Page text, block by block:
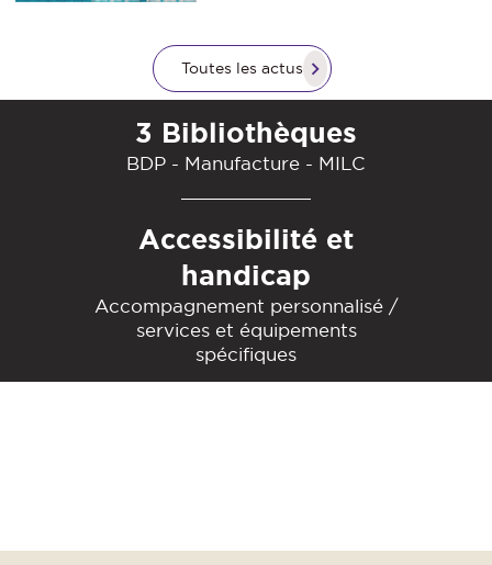
Toutes les actus
3 Bibliothèques
BDP - Manufacture - MILC
Accessibilité et
handicap
Accompagnement personnalisé /
services et équipements
spécifiques